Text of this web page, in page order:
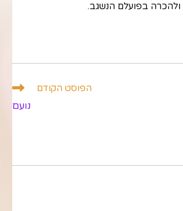
ולהכרה בפועלם הנשגב.
הפוסט הקודם
נועם